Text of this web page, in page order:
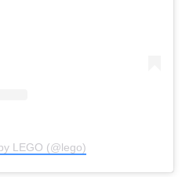
LEGO (@lego)